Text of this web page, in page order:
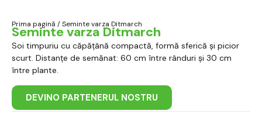
Prima pagină / Seminte varza Ditmarch
Seminte varza Ditmarch
Soi timpuriu cu căpățână compactă, formă sferică și picior
scurt. Distanțe de semănat: 60 cm între rânduri și 30 cm
între plante.
DEVINO PARTENERUL NOSTRU